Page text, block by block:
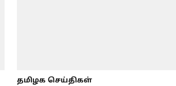
தமிழக செய்திகள்